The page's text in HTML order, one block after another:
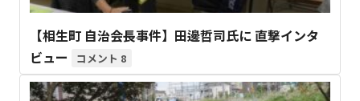
【相生町 自治会長事件】田邊哲司氏に 直撃インタ
ビュー
8